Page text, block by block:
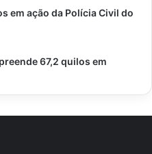
de plantio,
brancas ou rosas. A
geralmente pode ser
após o plantio.
em ação da Polícia Civil do
67,2 quilos em